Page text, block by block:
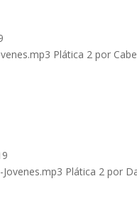
Plática 2 por Cabe
Plática 2 por